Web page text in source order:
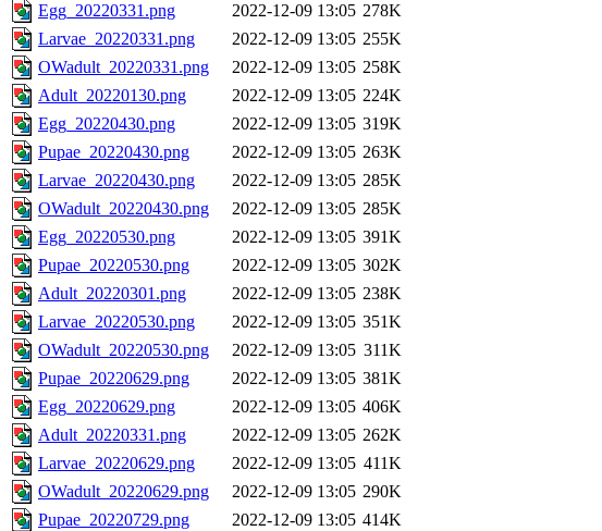
Egg_20220331.png
2022-12-09 13:05 278K
Larvae_20220331.png
2022-12-09 13:05 255K
OWadult_20220331.png
2022-12-09 13:05 258K
Adult_20220130.png
2022-12-09 13:05 224K
Egg_20220430.png
2022-12-09 13:05 319K
Pupae_20220430.png
2022-12-09 13:05 263K
Larvae_20220430.png
2022-12-09 13:05 285K
OWadult_20220430.png
2022-12-09 13:05 285K
Egg_20220530.png
2022-12-09 13:05 391K
Pupae_20220530.png
2022-12-09 13:05 302K
Adult_20220301.png
2022-12-09 13:05 238K
Larvae_20220530.png
2022-12-09 13:05 351K
OWadult_20220530.png
2022-12-09 13:05 311K
Pupae_20220629.png
2022-12-09 13:05 381K
Egg_20220629.png
2022-12-09 13:05 406K
Adult_20220331.png
2022-12-09 13:05 262K
Larvae_20220629.png
2022-12-09 13:05 411K
OWadult_20220629.png
2022-12-09 13:05 290K
Pupae_20220729.png
2022-12-09 13:05 414K